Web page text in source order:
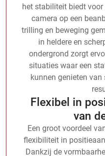
het stabiliteit biedt voor
camera op een
trilling en beweging
in heldere en
ondergrond zorgt
situaties waar een
kunnen genieten
Flexibel in
van
Een groot voordeel
flexibiliteit in
Dankzij de